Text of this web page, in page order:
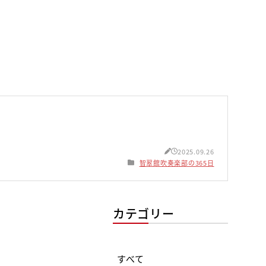
2025.09.26
智翠館吹奏楽部の365日
カテゴリー
すべて